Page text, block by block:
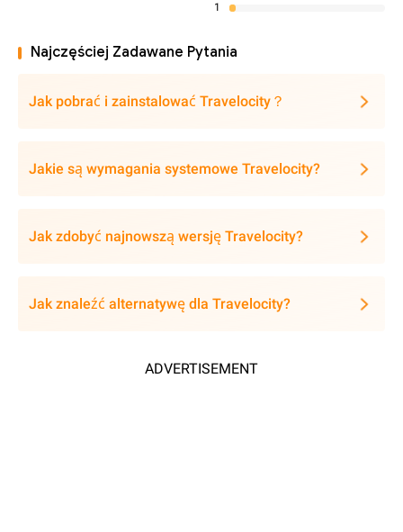
1
Najczęściej Zadawane Pytania
Jak pobrać i zainstalować Travelocity？
Jakie są wymagania systemowe Travelocity?
Jak zdobyć najnowszą wersję Travelocity?
Jak znaleźć alternatywę dla Travelocity?
ADVERTISEMENT